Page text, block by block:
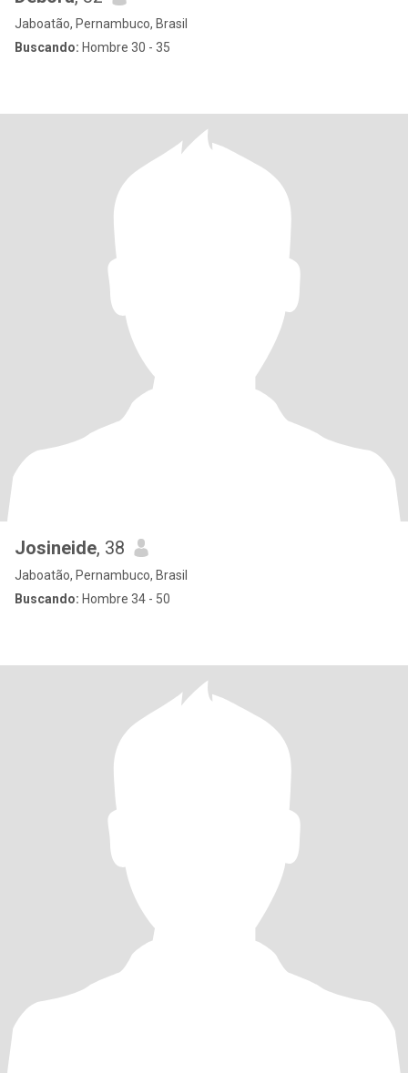
Jaboatão, Pernambuco, Brasil
Buscando: Hombre 30 - 35
Josineide, 38
Jaboatão, Pernambuco, Brasil
Buscando: Hombre 34 - 50